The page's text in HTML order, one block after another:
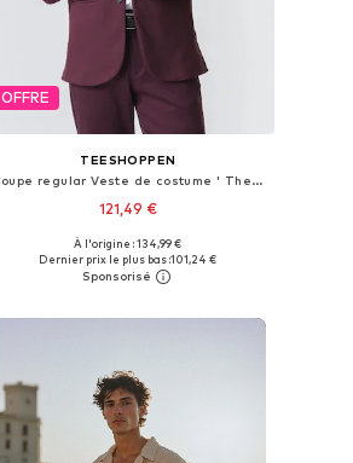
OFFRE
TEESHOPPEN
Coupe regular Veste de costume ' The Original '
121,49 €
+6
Disponible en plusieurs tailles
Ajouter au panier
À l'origine : 134,99 €
Dernier prix le plus bas :101,24 €